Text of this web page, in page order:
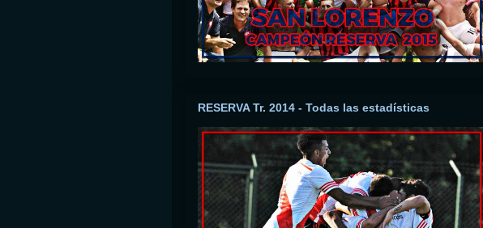
RESERVA Tr. 2014 - Todas las estadísticas